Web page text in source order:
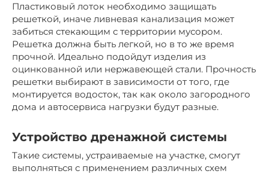
Пластиковый лоток необходимо защищать
решеткой, иначе ливневая канализация может
забиться стекающим с территории мусором.
Решетка должна быть легкой, но в то же время
прочной. Идеально подойдут изделия из
оцинкованной или нержавеющей стали. Прочность
решетки выбирают в зависимости от того, где
монтируется водосток, так как около загородного
дома и автосервиса нагрузки будут разные.
Устройство дренажной системы
Такие системы, устраиваемые на участке, смогут
выполняться с применением различных схем